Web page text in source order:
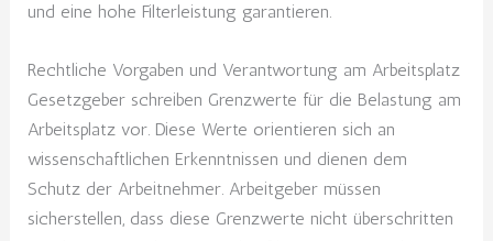
und eine hohe Filterleistung garantieren.
Rechtliche Vorgaben und Verantwortung am Arbeitsplatz
Gesetzgeber schreiben Grenzwerte für die Belastung am
Arbeitsplatz vor. Diese Werte orientieren sich an
wissenschaftlichen Erkenntnissen und dienen dem
Schutz der Arbeitnehmer. Arbeitgeber müssen
sicherstellen, dass diese Grenzwerte nicht überschritten